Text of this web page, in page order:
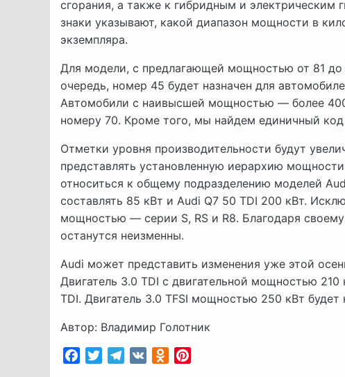
сгорания, а также к гибридным и
знаки указывают, какой диапазон мощности в
экземпляра.
Для модели, с предлагающей мощностью от 81 до
очередь, номер 45 будет назначен для
Автомобили с наивысшей мощностью — более
номеру 70. Кроме того, мы найдем единичный
Отметки уровня производительности будут
представлять установленную иерархию
относиться к общему подразделению моделей
составлять 85 кВт и Audi Q7 50 TDI 200 кВт.
мощностью — серии S, RS и R8. Благодаря
останутся неизменны.
Audi может представить изменения уже этой
Двигатель 3.0 TDI с двигательной мощностью
TDI. Двигатель 3.0 TFSI мощностью 250 кВт будет
Автор: Владимир Голотник
FacebookTwitterTelegram
VK Odnoklassniki